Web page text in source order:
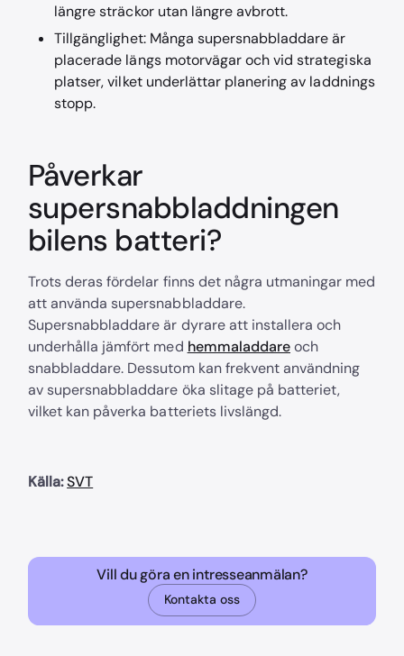
längre sträckor utan längre avbrott.
Tillgänglighet: Många supersnabbladdare är
placerade längs motorvägar och vid strategiska
platser, vilket underlättar planering av laddnings
stopp.
Påverkar
supersnabbladdningen
bilens batteri?
Trots deras fördelar finns det några utmaningar med
att använda supersnabbladdare.
Supersnabbladdare är dyrare att installera och
underhålla jämfört med hemmaladdareoch
snabbladdare. Dessutom kan frekvent användning
av supersnabbladdare öka slitage på batteriet,
vilket kan påverka batteriets livslängd.
Källa:SVT
Vill du göra en intresseanmälan?
Kontakta oss